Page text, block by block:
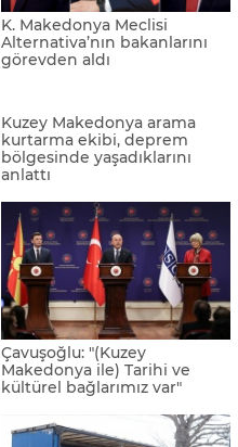
K. Makedonya Meclisi
Alternativa’nın bakanlarını
görevden aldı
Kuzey Makedonya arama
kurtarma ekibi, deprem
bölgesinde yaşadıklarını